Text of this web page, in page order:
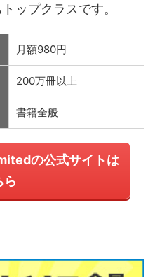
ップクラスです。
月額980円
200万冊以上
書籍全般
の公式サイトは
ら